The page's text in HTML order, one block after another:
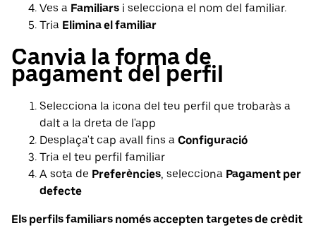
Ves a Familiars i selecciona el nom del familiar.
Tria Elimina el familiar
Canvia la forma de
pagament del perfil
Selecciona la icona del teu perfil que trobaràs a
dalt a la dreta de l'app
Desplaça't cap avall fins a Configuració
Tria el teu perfil familiar
A sota de Preferències, selecciona Pagament per
defecte
Els perfils familiars només accepten targetes de crèdit